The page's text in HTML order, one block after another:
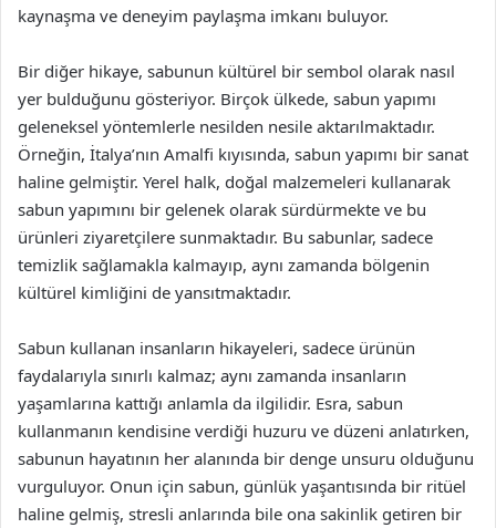
kaynaşma ve deneyim paylaşma imkanı buluyor.
Bir diğer hikaye, sabunun kültürel bir sembol olarak nasıl
yer bulduğunu gösteriyor. Birçok ülkede, sabun yapımı
geleneksel yöntemlerle nesilden nesile aktarılmaktadır.
Örneğin, İtalya’nın Amalfi kıyısında, sabun yapımı bir sanat
haline gelmiştir. Yerel halk, doğal malzemeleri kullanarak
sabun yapımını bir gelenek olarak sürdürmekte ve bu
ürünleri ziyaretçilere sunmaktadır. Bu sabunlar, sadece
temizlik sağlamakla kalmayıp, aynı zamanda bölgenin
kültürel kimliğini de yansıtmaktadır.
Sabun kullanan insanların hikayeleri, sadece ürünün
faydalarıyla sınırlı kalmaz; aynı zamanda insanların
yaşamlarına kattığı anlamla da ilgilidir. Esra, sabun
kullanmanın kendisine verdiği huzuru ve düzeni anlatırken,
sabunun hayatının her alanında bir denge unsuru olduğunu
vurguluyor. Onun için sabun, günlük yaşantısında bir ritüel
haline gelmiş, stresli anlarında bile ona sakinlik getiren bir